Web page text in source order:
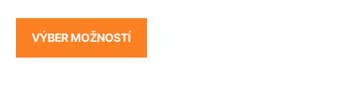
VÝBER MOŽNOSTÍ